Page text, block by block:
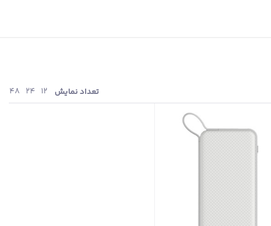
تعداد نمایش 12
24
48